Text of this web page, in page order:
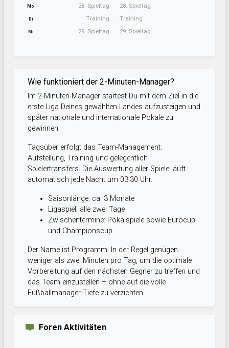
Mo 28. Spieltag
Di Training
Mi 29. Spieltag
28. Spieltag
Training
29. Spieltag
Wie funktioniert der 2-Minuten-Manager?
Im 2-Minuten-Manager startest Du mit dem Ziel in die
erste Liga Deines gewählten Landes aufzusteigen und
später nationale und internationale Pokale zu
gewinnen.
Tagsüber erfolgt das Team-Management:
Aufstellung, Training und gelegentlich
Spielertransfers. Die Auswertung aller Spiele läuft
automatisch jede Nacht um 03:30 Uhr.
Saisonlänge: ca. 3 Monate
Ligaspiel: alle zwei Tage
Zwischentermine: Pokalspiele sowie Eurocup
und Championscup
Der Name ist Programm: In der Regel genügen
weniger als zwei Minuten pro Tag, um die optimale
Vorbereitung auf den nächsten Gegner zu treffen und
das Team einzustellen – ohne auf die volle
Fußballmanager-Tiefe zu verzichten.
Foren Aktivitäten